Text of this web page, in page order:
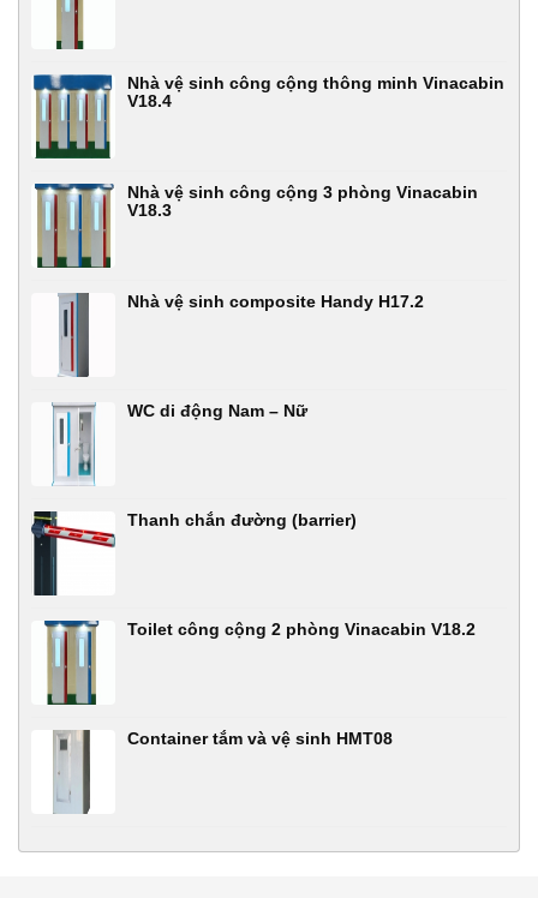
Nhà vệ sinh công cộng thông minh Vinacabin
V18.4
Nhà vệ sinh công cộng 3 phòng Vinacabin
V18.3
Nhà vệ sinh composite Handy H17.2
WC di động Nam – Nữ
Thanh chắn đường (barrier)
Toilet công cộng 2 phòng Vinacabin V18.2
Container tắm và vệ sinh HMT08